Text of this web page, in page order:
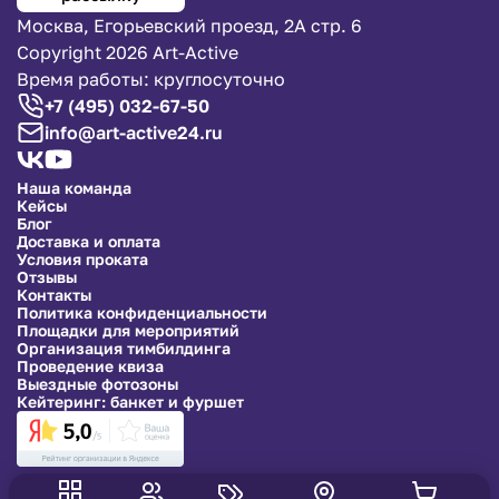
Москва, Егорьевский проезд, 2А стр. 6
Copyright 2026 Art-Active
Время работы: круглосуточно
+7 (495) 032-67-50
info@art-active24.ru
Наша команда
Кейсы
Блог
Доставка и оплата
Условия проката
Отзывы
Контакты
Политика конфиденциальности
Площадки для мероприятий
Организация тимбилдинга
Проведение квиза
Выездные фотозоны
Кейтеринг: банкет и фуршет